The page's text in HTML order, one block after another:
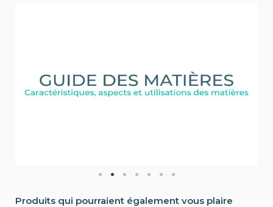
Produits qui pourraient également vous plaire